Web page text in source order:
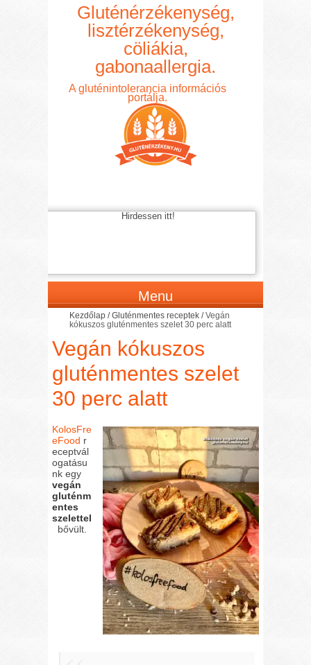
Gluténérzékenység,
lisztérzékenység,
cöliákia,
gabonaallergia.
A gluténintolerancia információs
portálja.
Hirdessen itt!
Menu
Kezdőlap /Gluténmentes receptek /Vegán
kókuszos gluténmentes szelet 30 perc alatt
Vegán kókuszos
gluténmentes szelet
30 perc alatt
KolosFre
eFood r
eceptvál
ogatásu
nk egy
vegán
gluténm
entes
szelettel
bővült.